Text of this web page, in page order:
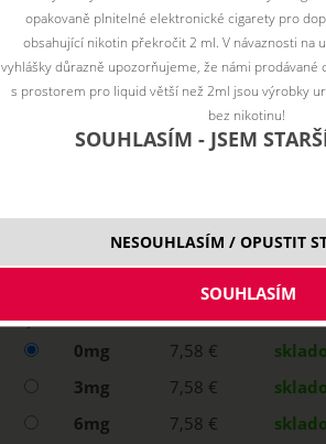
Vyberte variantu:
0mg
7,58 €
3mg
7,58 €
6mg
7,58 €
opakovaně plnitelné elektronické cigarety pro
obsahující nikotin překročit 2 ml. V návaznosti na
vyhlášky důrazně upozorňujeme, že námi
s prostorem pro liquid větší než 2ml jsou výrobky
bez nikotinu!
SOUHLASÍM - JSEM
NESOUHLASÍM / OPUSTIT